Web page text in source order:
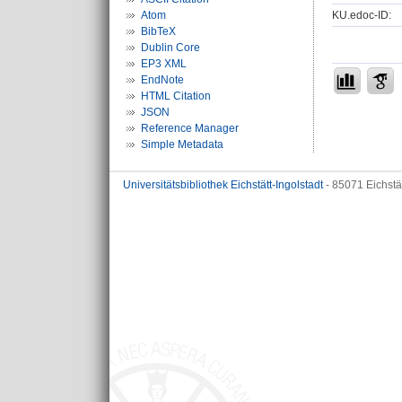
Atom
BibTeX
Dublin Core
EP3 XML
EndNote
HTML Citation
JSON
Reference Manager
Simple Metadata
KU.edoc-ID:
Universitätsbibliothek Eichstätt-Ingolstadt- 85071